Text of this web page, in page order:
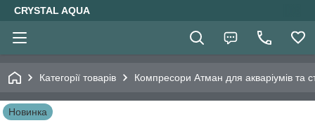
CRYSTAL AQUA
Категорії товарів Компресори Атман для акваріумів та
Новинка